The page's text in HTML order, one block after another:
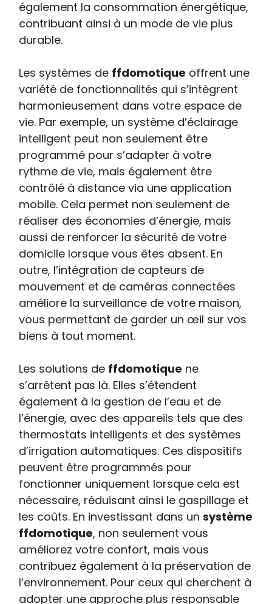
également la consommation énergétique,
contribuant ainsi à un mode de vie plus
durable.
Les systèmes de ffdomotique offrent une
variété de fonctionnalités qui s’intègrent
harmonieusement dans votre espace de
vie. Par exemple, un système d’éclairage
intelligent peut non seulement être
programmé pour s’adapter à votre
rythme de vie, mais également être
contrôlé à distance via une application
mobile. Cela permet non seulement de
réaliser des économies d’énergie, mais
aussi de renforcer la sécurité de votre
domicile lorsque vous êtes absent. En
outre, l’intégration de capteurs de
mouvement et de caméras connectées
améliore la surveillance de votre maison,
vous permettant de garder un œil sur vos
biens à tout moment.
Les solutions de ffdomotique ne
s’arrêtent pas là. Elles s’étendent
également à la gestion de l’eau et de
l’énergie, avec des appareils tels que des
thermostats intelligents et des systèmes
d’irrigation automatiques. Ces dispositifs
peuvent être programmés pour
fonctionner uniquement lorsque cela est
nécessaire, réduisant ainsi le gaspillage et
les coûts. En investissant dans unsystème
ffdomotique, non seulement vous
améliorez votre confort, mais vous
contribuez également à la préservation de
l’environnement. Pour ceux qui cherchent à
adopter une approche plus responsable